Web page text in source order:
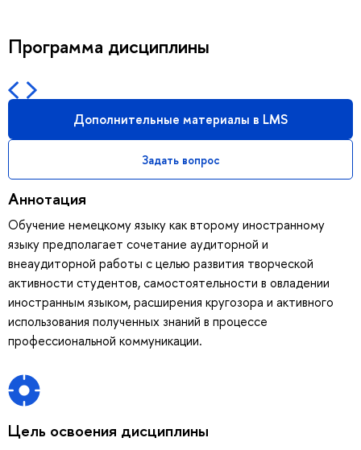
Программа дисциплины
Дополнительные материалы в LMS
Задать вопрос
Аннотация
Обучение немецкому языку как второму иностранному
языку предполагает сочетание аудиторной и
внеаудиторной работы с целью развития творческой
активности студентов, самостоятельности в овладении
иностранным языком, расширения кругозора и активного
использования полученных знаний в процессе
профессиональной коммуникации.
Цель освоения дисциплины